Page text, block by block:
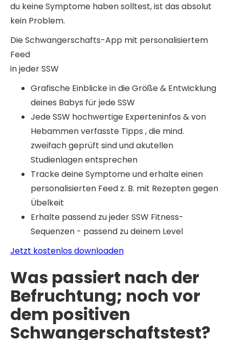
du keine Symptome haben solltest, ist das absolut
kein Problem.
Die Schwangerschafts-App mit personalisiertem
Feed
in jeder SSW
Grafische Einblicke in die Größe & Entwicklung
deines Babys für jede SSW
Jede SSW hochwertige Experteninfos & von
Hebammen verfasste Tipps , die mind.
zweifach geprüft sind und akutellen
Studienlagen entsprechen
Tracke deine Symptome und erhalte einen
personalisierten Feed z. B. mit Rezepten gegen
Übelkeit
Erhalte passend zu jeder SSW Fitness-
Sequenzen - passend zu deinem Level
Jetzt kostenlos downloaden
Was passiert nach der
Befruchtung; noch vor
dem positiven
Schwangerschaftstest?